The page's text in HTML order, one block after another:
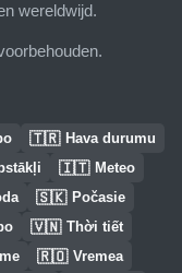
wereldwijd.
🇹🇷 Hava durumu
🇮🇹 Meteo
🇸🇰 Počasie
🇻🇳 Thời tiết
🇷🇴 Vremea